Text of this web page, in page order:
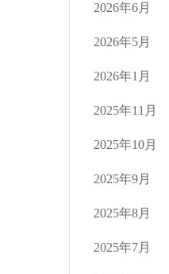
2026年6月
2026年5月
2026年1月
2025年11月
2025年10月
2025年9月
2025年8月
2025年7月